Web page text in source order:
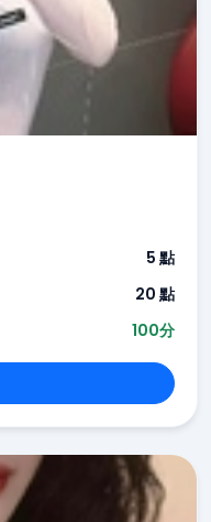
5 點
20 點
100分